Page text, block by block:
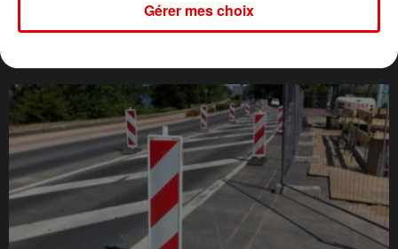
Gérer mes choix